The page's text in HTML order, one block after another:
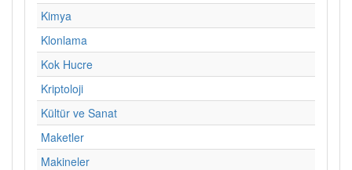
Kimya
Klonlama
Kok Hucre
Kriptoloji
Kültür ve Sanat
Maketler
Makineler